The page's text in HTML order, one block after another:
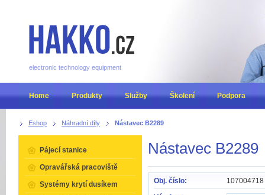
Eshop Náhradní díly Nástavec B2289
Nástavec B2289
Obj. číslo:
107004718
Pájecí stanice
Opravářská pracoviště
Systémy krytí dusíkem
electronic technology equipment
Home Produkty Služby Školení Podpora